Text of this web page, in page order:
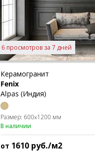
6 просмотров за 7 дней
Керамогранит
Fenix
Alpas (Индия)
Размер:600x1200 мм
В наличии
от 1610 руб./м2